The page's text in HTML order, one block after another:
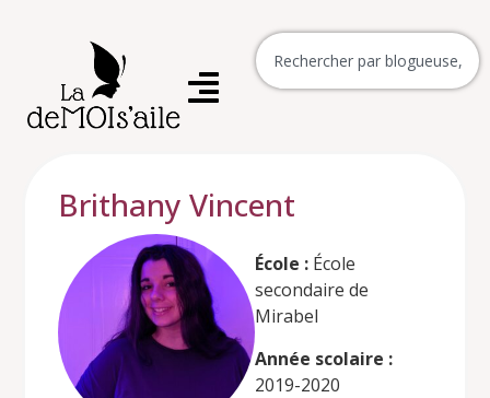
Brithany Vincent
École : École
secondaire de
Mirabel
Année scolaire :
2019-2020